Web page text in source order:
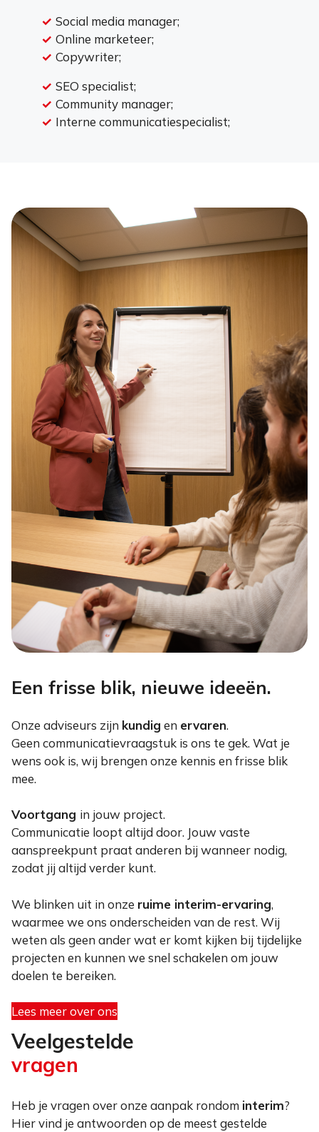
Social media manager;
Online marketeer;
Copywriter;
SEO specialist;
Community manager;
Interne communicatiespecialist;
Een frisse blik, nieuwe ideeën.
Onze adviseurs zijn kundig en ervaren.
Geen communicatievraagstuk is ons te gek. Wat je
wens ook is, wij brengen onze kennis en frisse blik
mee.
Voortgang in jouw project.
Communicatie loopt altijd door. Jouw vaste
aanspreekpunt praat anderen bij wanneer nodig,
zodat jij altijd verder kunt.
We blinken uit in onze ruime interim-ervaring,
waarmee we ons onderscheiden van de rest. Wij
weten als geen ander wat er komt kijken bij tijdelijke
projecten en kunnen we snel schakelen om jouw
doelen te bereiken.
Lees meer over ons
Veelgestelde
vragen
Heb je vragen over onze aanpak rondom interim?
Hier vind je antwoorden op de meest gestelde